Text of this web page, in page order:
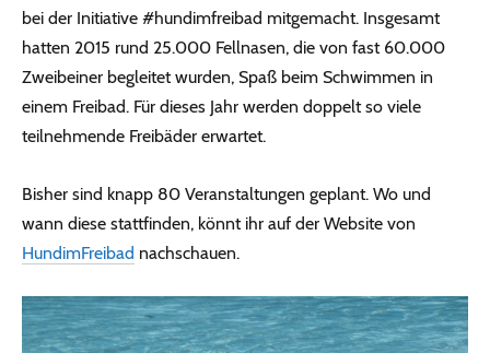
bei der Initiative #hundimfreibad mitgemacht. Insgesamt
hatten 2015 rund 25.000 Fellnasen, die von fast 60.000
Zweibeiner begleitet wurden, Spaß beim Schwimmen in
einem Freibad. Für dieses Jahr werden doppelt so viele
teilnehmende Freibäder erwartet.
Bisher sind knapp 80 Veranstaltungen geplant. Wo und
wann diese stattfinden, könnt ihr auf der Website von
HundimFreibad nachschauen.